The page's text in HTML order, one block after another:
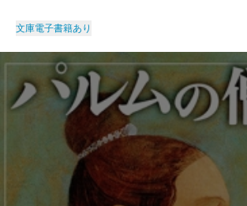
文庫電子書籍あり